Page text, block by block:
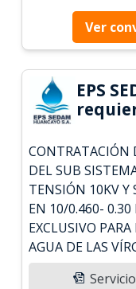
Ver
EPS
CONTRATACIÓN
DEL SUB
TENSIÓN 10KV Y
EN 10/0.460- 0.30
EXCLUSIVO
AGUA DE LAS
Servicio